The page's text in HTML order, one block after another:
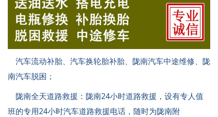
汽车流动补胎、汽车换轮胎补胎、陇南汽车中途维修、陇
南汽车脱困；
陇南全天道路救援：陇南24小时道路救援，设有专人值
班的专用24小时汽车道路救援电话，随时为陇南附